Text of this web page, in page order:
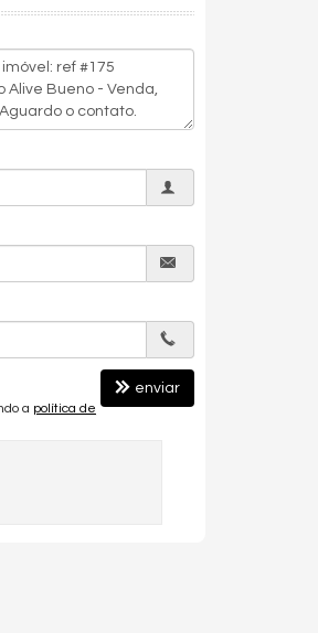
a política de
enviar